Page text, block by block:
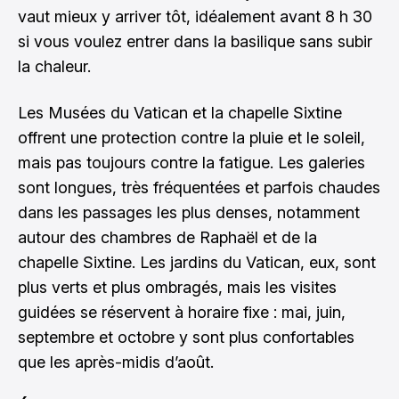
vaut mieux y arriver tôt, idéalement avant 8 h 30
si vous voulez entrer dans la basilique sans subir
la chaleur.
Les Musées du Vatican et la chapelle Sixtine
offrent une protection contre la pluie et le soleil,
mais pas toujours contre la fatigue. Les galeries
sont longues, très fréquentées et parfois chaudes
dans les passages les plus denses, notamment
autour des chambres de Raphaël et de la
chapelle Sixtine. Les jardins du Vatican, eux, sont
plus verts et plus ombragés, mais les visites
guidées se réservent à horaire fixe : mai, juin,
septembre et octobre y sont plus confortables
que les après-midis d’août.